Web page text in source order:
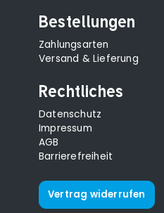
Bestellungen
Zahlungsarten
Versand & Lieferung
Rechtliches
Datenschutz
Impressum
AGB
Barrierefreiheit
Vertrag widerrufen